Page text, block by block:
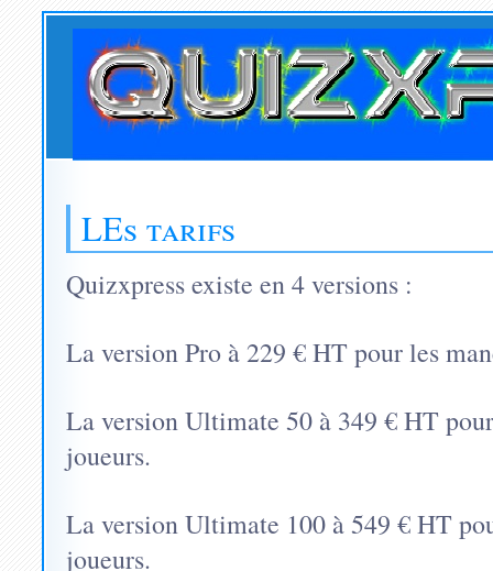
LEs tarifs
Quizxpress existe en 4 versions :
La version Pro à 229 € HT pour les
La version Ultimate 50 à 349 € HT
joueurs.
La version Ultimate 100 à 549 € HT
joueurs.